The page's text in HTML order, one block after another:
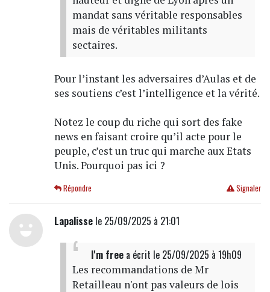
mandat sans véritable responsables
mais de véritables militants
sectaires.
Pour l’instant les adversaires d’Aulas et de
ses soutiens c’est l’intelligence et la vérité.
Notez le coup du riche qui sort des fake
news en faisant croire qu’il acte pour le
peuple, c’est un truc qui marche aux Etats
Unis. Pourquoi pas ici ?
Signaler
Répondre
Lapalissele 25/09/2025 à 21:01
I'm freea écrit le 25/09/2025 à 19h09
Les recommandations de Mr
Retailleau n'ont pas valeurs de lois